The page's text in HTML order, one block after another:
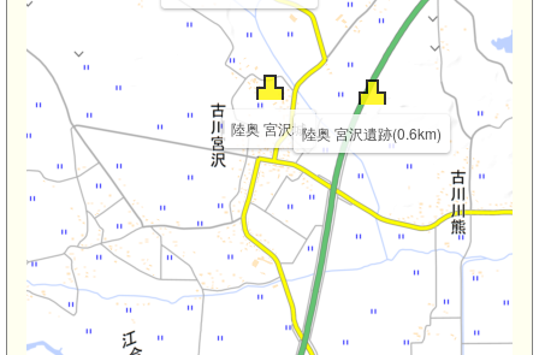
陸奥 宮沢城陸奥 宮沢遺跡(0.6km)